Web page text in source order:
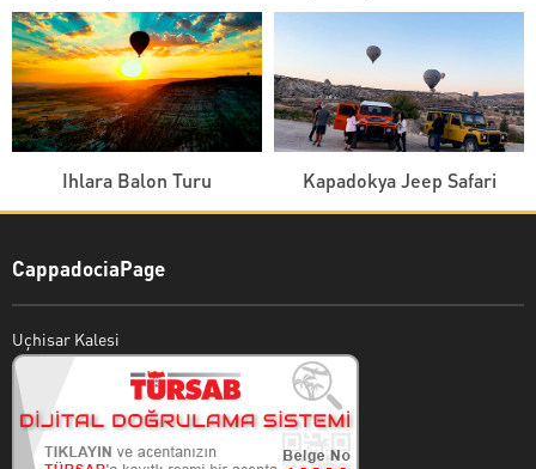
Ihlara Balon Turu Kapadokya Jeep Safari
CappadociaPage
Uçhisar Kalesi